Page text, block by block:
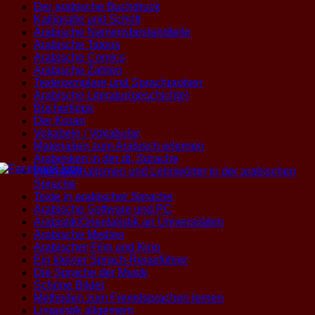
Der arabische Buchdruck
Kalligrafie und Schrift
Arabische Namensbestandteile
Arabische Tatoos
Arabische Comics
Arabische Zahlen
Textexemplare und Sprachproben
Arabische Literatur(geschichte)
Büchertipps
Der Koran
Vokabeln / Vokabular
Materialien zum Arabisch erlernen
Arabesken in der dt. Sprache
Internationalismen und Lehnwörter in der arabischen
Sprache
Texte in arabischer Sprache
Arabische Software und PC
Arabistik/Orientalistik an Universitäten
Arabische Medien
Arabischer Film und Kino
Ein kleiner Sprach-Reiseführer
Die Sprache der Musik
Schöne Bilder
Methoden zum Fremdsprachen lernen
Linguistik allgemein